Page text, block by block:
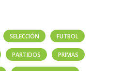
SELECCIÓN FUTBOL
PARTIDOS PRIMAS